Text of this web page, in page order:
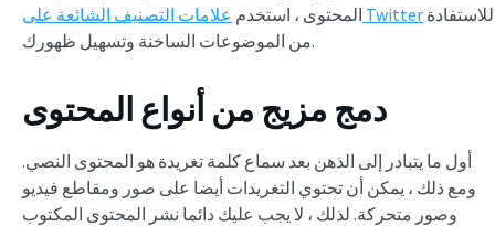
المحتوى ، استخدم علامات التصنيف الشائعة على Twitter
من الموضوعات الساخنة وتسهيل ظهورك.
دمج مزيج من أنواع المحتوى
أول ما يتبادر إلى الذهن بعد سماع كلمة تغريدة هو المحتوى النصي.
ومع ذلك ، يمكن أن تحتوي التغريدات أيضا على صور ومقاطع فيديو
وصور متحركة. لذلك ، لا يجب عليك دائما نشر المحتوى المكتوب